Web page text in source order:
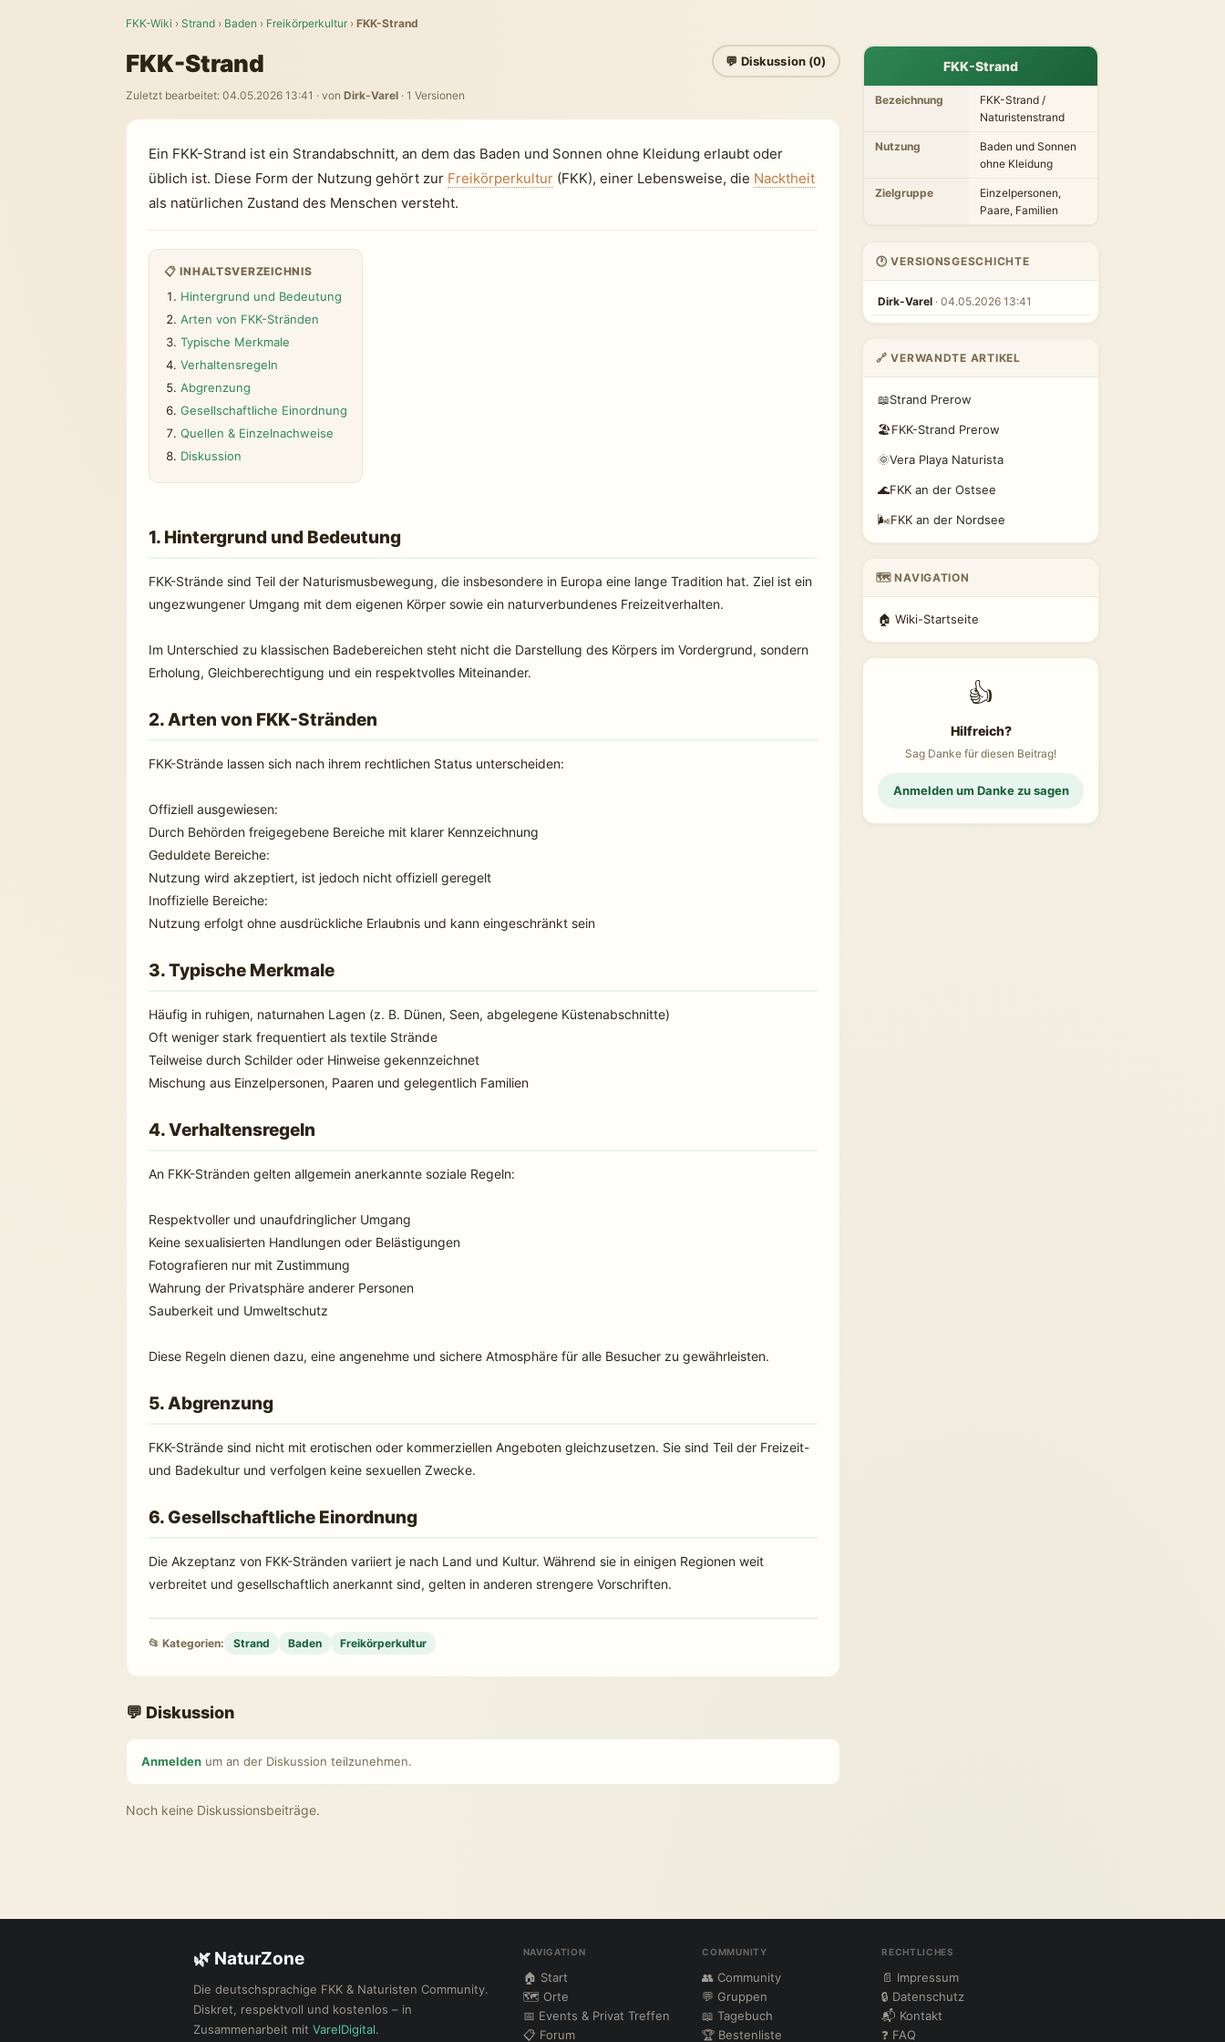
FKK-Wiki › Strand › Baden › Freikörperkultur› FKK-Strand
FKK-Strand
Zuletzt bearbeitet: 04.05.2026 13:41 · von Dirk-Varel · 1 Versionen
💬 Diskussion (0)
Ein FKK-Strand ist ein Strandabschnitt, an dem das Baden und Sonnen ohne Kleidung erlaubt oder
üblich ist. Diese Form der Nutzung gehört zur Freikörperkultur (FKK), einer Lebensweise, die Nacktheit
als natürlichen Zustand des Menschen versteht.
📋 INHALTSVERZEICHNIS
Hintergrund und Bedeutung
Arten von FKK-Stränden
Typische Merkmale
Verhaltensregeln
Abgrenzung
Gesellschaftliche Einordnung
Quellen & Einzelnachweise
Diskussion
1. Hintergrund und Bedeutung
FKK-Strände sind Teil der Naturismusbewegung, die insbesondere in Europa eine lange Tradition hat. Ziel ist ein
ungezwungener Umgang mit dem eigenen Körper sowie ein naturverbundenes Freizeitverhalten.
Im Unterschied zu klassischen Badebereichen steht nicht die Darstellung des Körpers im Vordergrund, sondern
Erholung, Gleichberechtigung und ein respektvolles Miteinander.
2. Arten von FKK-Stränden
FKK-Strände lassen sich nach ihrem rechtlichen Status unterscheiden:
Offiziell ausgewiesen:
Durch Behörden freigegebene Bereiche mit klarer Kennzeichnung
Geduldete Bereiche:
Nutzung wird akzeptiert, ist jedoch nicht offiziell geregelt
Inoffizielle Bereiche:
Nutzung erfolgt ohne ausdrückliche Erlaubnis und kann eingeschränkt sein
3. Typische Merkmale
Häufig in ruhigen, naturnahen Lagen (z. B. Dünen, Seen, abgelegene Küstenabschnitte)
Oft weniger stark frequentiert als textile Strände
Teilweise durch Schilder oder Hinweise gekennzeichnet
Mischung aus Einzelpersonen, Paaren und gelegentlich Familien
4. Verhaltensregeln
An FKK-Stränden gelten allgemein anerkannte soziale Regeln:
Respektvoller und unaufdringlicher Umgang
Keine sexualisierten Handlungen oder Belästigungen
Fotografieren nur mit Zustimmung
Wahrung der Privatsphäre anderer Personen
Sauberkeit und Umweltschutz
Diese Regeln dienen dazu, eine angenehme und sichere Atmosphäre für alle Besucher zu gewährleisten.
5. Abgrenzung
FKK-Strände sind nicht mit erotischen oder kommerziellen Angeboten gleichzusetzen. Sie sind Teil der Freizeit-
und Badekultur und verfolgen keine sexuellen Zwecke.
6. Gesellschaftliche Einordnung
Die Akzeptanz von FKK-Stränden variiert je nach Land und Kultur. Während sie in einigen Regionen weit
verbreitet und gesellschaftlich anerkannt sind, gelten in anderen strengere Vorschriften.
📂 Kategorien: Strand Baden Freikörperkultur
💬 Diskussion
Anmelden um an der Diskussion teilzunehmen.
Noch keine Diskussionsbeiträge.
FKK-Strand
Bezeichnung
FKK-Strand /
Naturistenstrand
Nutzung
Baden und Sonnen
ohne Kleidung
Zielgruppe
Einzelpersonen,
Paare, Familien
🕐 VERSIONSGESCHICHTE
Dirk-Varel · 04.05.2026 13:41
🔗 VERWANDTE ARTIKEL
📖Strand Prerow
🏖️FKK-Strand Prerow
🌞Vera Playa Naturista
🌊FKK an der Ostsee
🌬️FKK an der Nordsee
🗺️ NAVIGATION
🏠 Wiki-Startseite
👍
Hilfreich?
Sag Danke für diesen Beitrag!
Anmelden um Danke zu sagen
🌿 NaturZone
Die deutschsprachige FKK & Naturisten Community.
Diskret, respektvoll und kostenlos – in
Zusammenarbeit mit VarelDigital.
NAVIGATION
🏠 Start
🗺 Orte
📅 Events & Privat Treffen
📋 Forum
COMMUNITY
👥 Community
💬 Gruppen
📖 Tagebuch
🏆 Bestenliste
RECHTLICHES
📄 Impressum
🔒 Datenschutz
📬 Kontakt
❓ FAQ